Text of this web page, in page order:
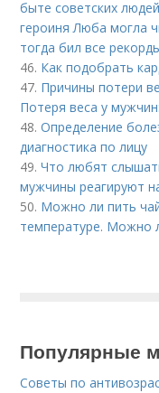
быте советских
героиня Люба могла
тогда бил все
46. Как подобрать
47. Причины потери
Потеря веса у
48.Определение
диагностика по лицу
49.Что любят
мужчины реагируют
50. Можно ли пить
температуре. Можно
Популярные
Советы по